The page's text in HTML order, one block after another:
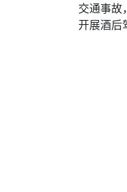
交通事故
开展酒后